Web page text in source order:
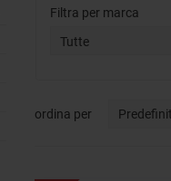
Filtra per marca
Tutte
ordina per